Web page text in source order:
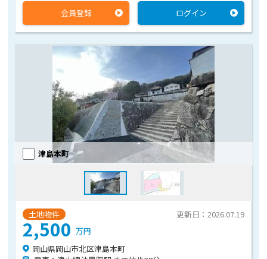
会員登録 ログイン
土地物件
津島本町
更新日：2026.07.19
2,500万円
岡山県岡山市北区津島本町